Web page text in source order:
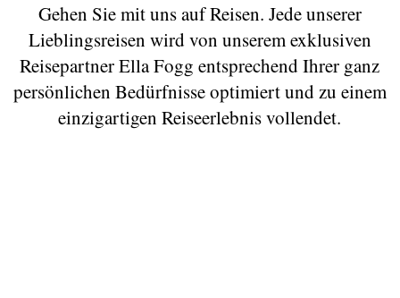
Gehen Sie mit uns auf Reisen. Jede unserer
Lieblingsreisen wird von unserem exklusiven
Reisepartner Ella Fogg entsprechend Ihrer ganz
persönlichen Bedürfnisse optimiert und zu einem
einzigartigen Reiseerlebnis vollendet.